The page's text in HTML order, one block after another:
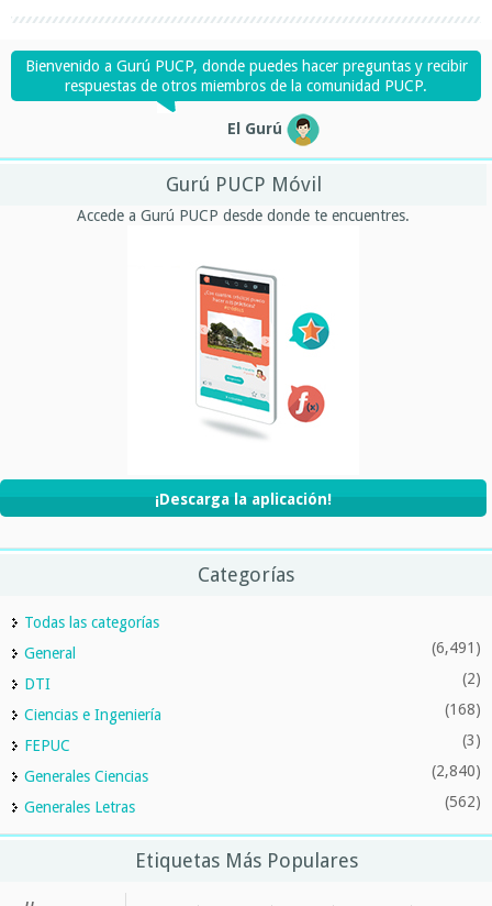
Bienvenido a Gurú PUCP, donde puedes hacer preguntas y recibir
respuestas de otros miembros de la comunidad PUCP.
El Gurú
Gurú PUCP Móvil
Accede a Gurú PUCP desde donde te encuentres.
¡Descarga la aplicación!
Categorías
Todas las categorías
General
(6,491)
DTI (2)
Ciencias e Ingeniería (168)
FEPUC (3)
Generales Ciencias (2,840)
Generales Letras (562)
Etiquetas Más Populares